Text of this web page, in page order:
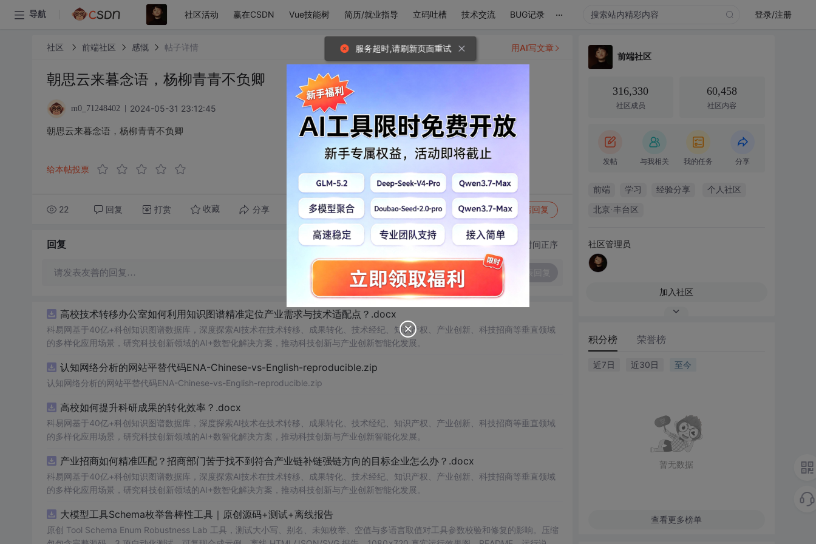
导航 社区活动 赢在CSDN Vue技能树 简历/就业指导 立码吐槽 技术交流 BUG记录 ... 登录/注册
社区 前端社区 感慨 帖子详情
朝思云来暮念语，杨柳青青不负卿
m0_71248402 2024-05-31 23:12:45
朝思云来暮念语，杨柳青青不负卿
给本帖投票
22 回复 打赏 收藏 分享 转发到动态 举报 写回复
用AI写文章
回复 切换为时间正序
请发表友善的回复…
高校技术转移办公室如何利用知识图谱精准定位产业需求与技术适配点？.docx
科易网基于40亿+科创知识图谱数据库，深度探索AI技术在技术转移、成果转化、技术经纪、知识产权、产业创新、科技招商等垂直领域
的多样化应用场景，研究科技创新领域的AI+数智化解决方案，推动科技创新与产业创新智能化发展。
认知网络分析的网站平替代码ENA-Chinese-vs-English-reproducible.zip
认知网络分析的网站平替代码ENA-Chinese-vs-English-reproducible.zip
高校如何提升科研成果的转化效率？.docx
科易网基于40亿+科创知识图谱数据库，深度探索AI技术在技术转移、成果转化、技术经纪、知识产权、产业创新、科技招商等垂直领域
的多样化应用场景，研究科技创新领域的AI+数智化解决方案，推动科技创新与产业创新智能化发展。
产业招商如何精准匹配？招商部门苦于找不到符合产业链补链强链方向的目标企业怎么办？.docx
科易网基于40亿+科创知识图谱数据库，深度探索AI技术在技术转移、成果转化、技术经纪、知识产权、产业创新、科技招商等垂直领域
的多样化应用场景，研究科技创新领域的AI+数智化解决方案，推动科技创新与产业创新智能化发展。
大模型工具Schema枚举鲁棒性工具｜原创源码+测试+离线报告
原创 Tool Schema Enum Robustness Lab 工具，测试大小写、别名、未知枚举、空值与多语言取值对工具参数校验和修复的影响。压缩
前端社区
316,330
社区成员
60,458
社区内容
发帖 与我相关 我的任务 分享
前端 学习 经验分享 个人社区
北京·丰台区
社区管理员
加入社区
积分榜 荣誉榜
近7日 近30日 至今
暂无数据
查看更多榜单
服务超时,请刷新页面重试